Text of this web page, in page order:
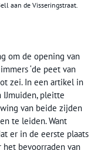
aan de Visseringstraat.
om de opening van
‘de peet van
zei. In een artikel in
pleitte
van beide zijden
te leiden. Want
er in de eerste plaats
bevoorraden van